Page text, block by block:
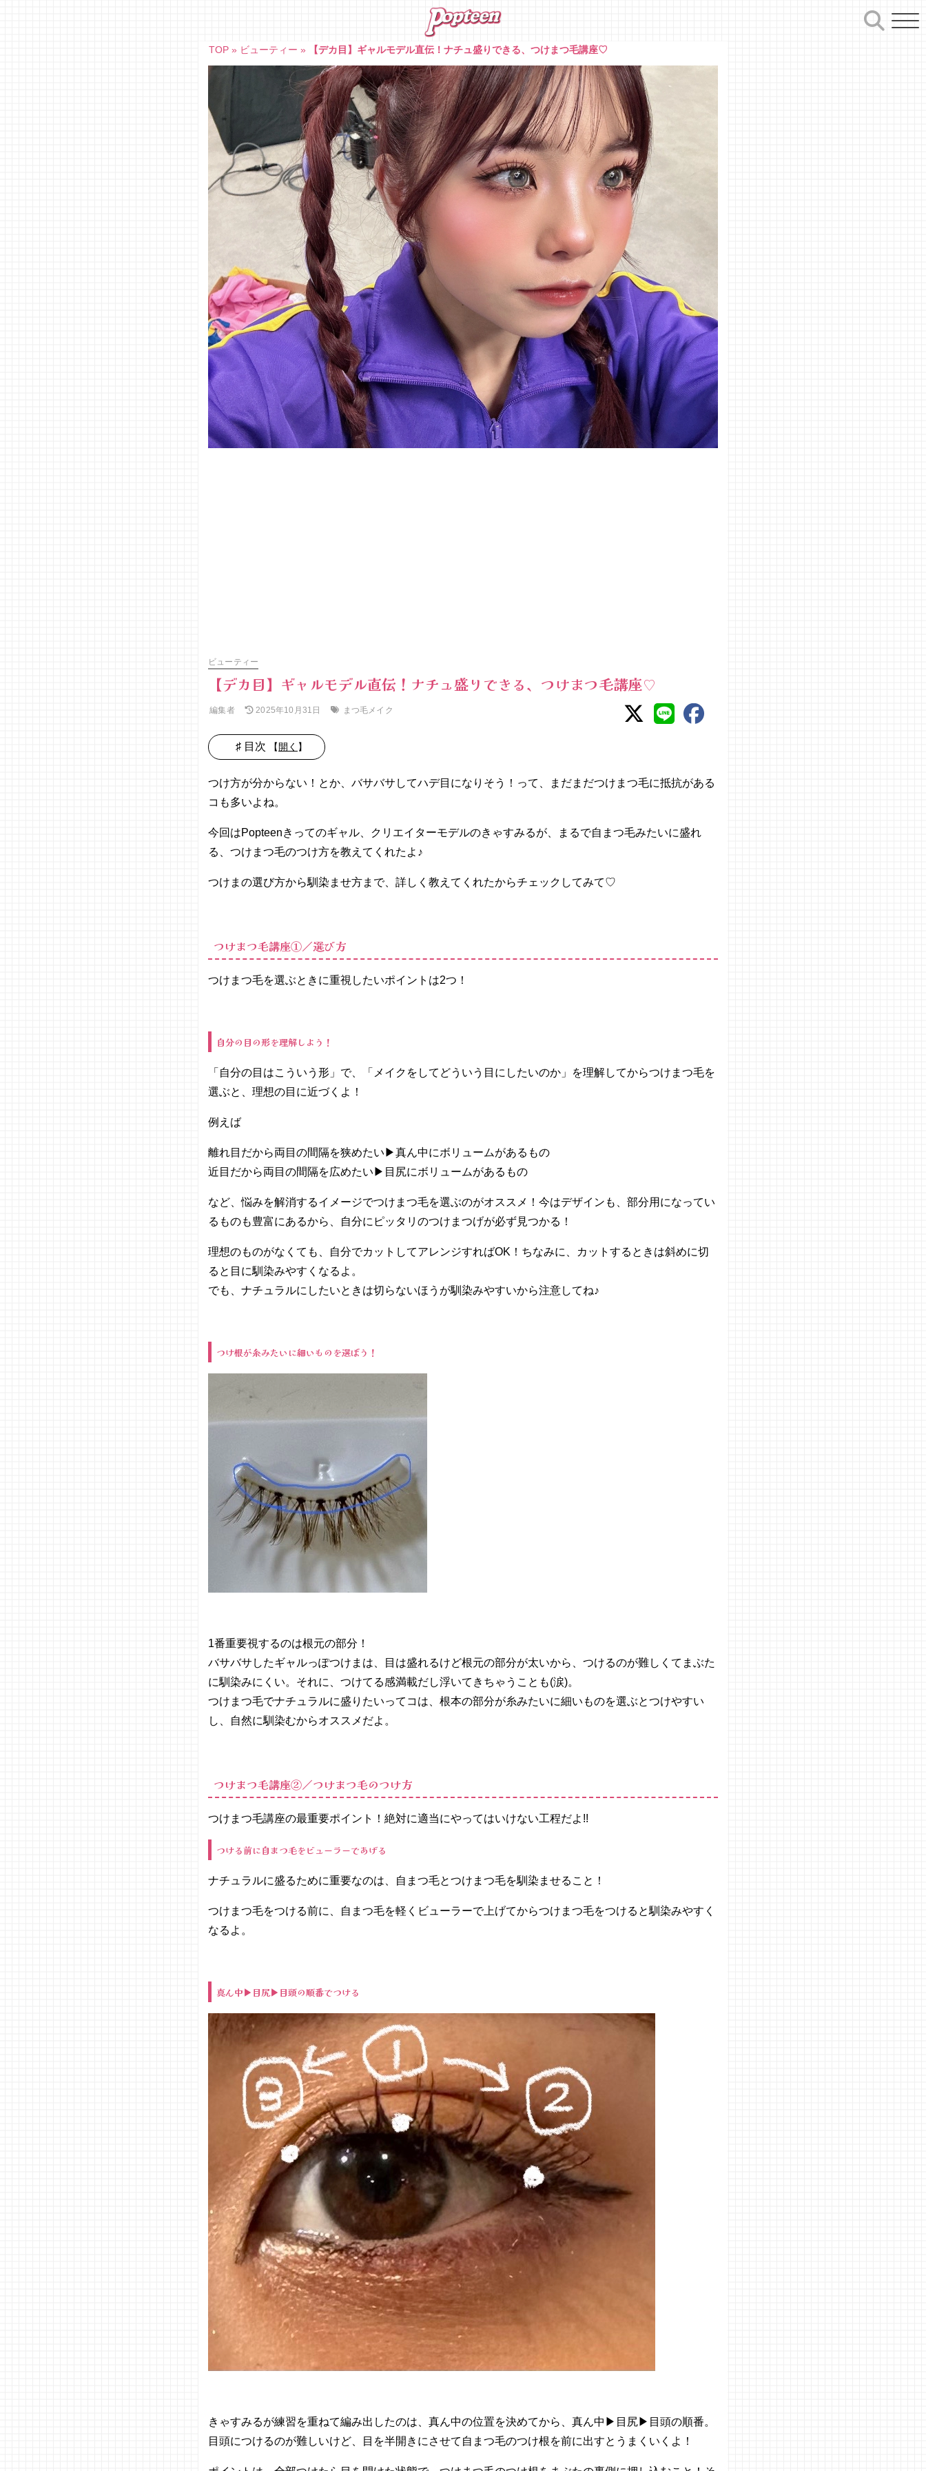
TOP » ビューティー » 【デカ目】ギャルモデル直伝！ナチュ盛りできる、つけまつ毛講座♡
ビューティー
【デカ目】ギャルモデル直伝！ナチュ盛りできる、つけまつ毛講座♡
編集者 2025年10月31日 まつ毛メイク
♯ 目次 【開く 】
つ毛講
選び方
− つけま
つ毛講
座②／
つ毛の
座③／
メイク
で馴染
ませよ
座④／
みるオ
ススメ
つけ方が分からない！とか、バサバサしてハデ目になりそう！って、まだまだつけまつ毛に抵抗がある
コも多いよね。
今回はPopteenきってのギャル、クリエイターモデルのきゃすみるが、まるで自まつ毛みたいに盛れ
る、つけまつ毛のつけ方を教えてくれたよ♪
つけまの選び方から馴染ませ方まで、詳しく教えてくれたからチェックしてみて♡
つけまつ毛講座①／選び方
つけまつ毛を選ぶときに重視したいポイントは2つ！
自分の目の形を理解しよう！
「自分の目はこういう形」で、「メイクをしてどういう目にしたいのか」を理解してからつけまつ毛を
選ぶと、理想の目に近づくよ！
例えば
離れ目だから両目の間隔を狭めたい▶真ん中にボリュームがあるもの
近目だから両目の間隔を広めたい▶目尻にボリュームがあるもの
など、悩みを解消するイメージでつけまつ毛を選ぶのがオススメ！今はデザインも、部分用になってい
るものも豊富にあるから、自分にピッタリのつけまつげが必ず見つかる！
理想のものがなくても、自分でカットしてアレンジすればOK！ちなみに、カットするときは斜めに切
ると目に馴染みやすくなるよ。
でも、ナチュラルにしたいときは切らないほうが馴染みやすいから注意してね♪
つけ根が糸みたいに細いものを選ぼう！
1番重要視するのは根元の部分！
バサバサしたギャルっぽつけまは、目は盛れるけど根元の部分が太いから、つけるのが難しくてまぶた
に馴染みにくい。それに、つけてる感満載だし浮いてきちゃうことも(涙)。
つけまつ毛でナチュラルに盛りたいってコは、根本の部分が糸みたいに細いものを選ぶとつけやすい
し、自然に馴染むからオススメだよ。
つけまつ毛講座②／つけまつ毛のつけ方
つけまつ毛講座の最重要ポイント！絶対に適当にやってはいけない工程だよ!!
つける前に自まつ毛をビューラーであげる
ナチュラルに盛るために重要なのは、自まつ毛とつけまつ毛を馴染ませること！
つけまつ毛をつける前に、自まつ毛を軽くビューラーで上げてからつけまつ毛をつけると馴染みやすく
なるよ。
真ん中▶目尻▶目頭の順番でつける
きゃすみるが練習を重ねて編み出したのは、真ん中の位置を決めてから、真ん中▶目尻▶目頭の順番。
目頭につけるのが難しいけど、目を半開きにさせて自まつ毛のつけ根を前に出すとうまくいくよ！